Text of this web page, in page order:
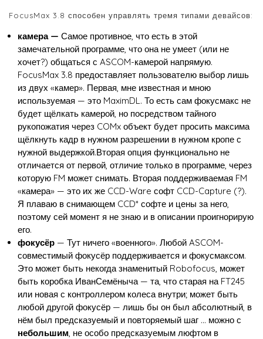
FocusMax 3.8 способен управлять тремя типами девайсов:
камера — Самое противное, что есть в этой
замечательной программе, что она не умеет (или не
хочет?) общаться с ASCOM-камерой напрямую.
FocusMax 3.8 предоставляет пользователю выбор лишь
из двух «камер». Первая, мне известная и мною
используемая — это MaximDL. То есть сам фокусмакс не
будет щёлкать камерой, но посредством тайного
рукопожатия через COMx объект будет просить максима
щёлкнуть кадр в нужном разрешении в нужном кропе с
нужной выдержкой.Вторая опция функционально не
отличается от первой, отличие только в программе, через
которую FM может снимать. Вторая поддерживаемая FM
«камера» — это их же CCD-Ware софт CCD-Capture (?).
Я плаваю в снимающем CCD* софте и цены за него,
поэтому сей момент я не знаю и в описании проигнорирую
его.
фокусёр — Тут ничего «военного». Любой ASCOM-
совместимый фокусёр поддерживается и фокусмаксом.
Это может быть некогда знаменитый Robofocus, может
быть коробка ИванСемёныча — та, что старая на FT245
или новая с контроллером колеса внутри; может быть
любой другой фокусёр — лишь бы он был абсолютный, в
нём был предсказуемый и повторяемый шаг … можно с
небольшим, не особо предсказуемым люфтом в